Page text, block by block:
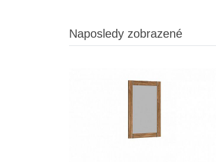
Naposledy zobrazené